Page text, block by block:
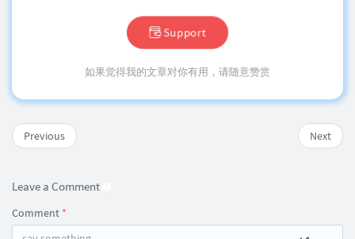
Support
如果觉得我的文章对你有用，请随意赞赏
Next
Previous
Leave a Comment
Comment *